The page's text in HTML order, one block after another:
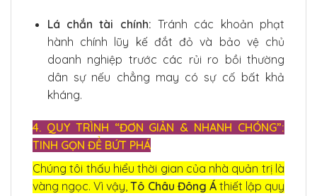
Lá chắn tài chính: Tránh các khoản phạt
hành chính lũy kế đắt đỏ và bảo vệ chủ
doanh nghiệp trước các rủi ro bồi thường
dân sự nếu chẳng may có sự cố bất khả
kháng.
4. QUY TRÌNH “ĐƠN GIẢN & NHANH CHÓNG”:
TINH GỌN ĐỂ BỨT PHÁ
Chúng tôi thấu hiểu thời gian của nhà quản trị là
vàng ngọc. Vì vậy,Tô Châu Đông Áthiết lập quy